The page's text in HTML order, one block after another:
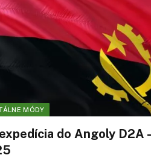
MÓDY
do Angoly D2A